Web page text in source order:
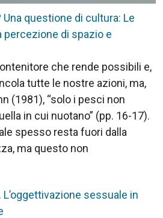
questione di cultura: Le
percezione di spazio e
che rende possibili e,
tutte le nostre azioni, ma,
(1981), “solo i pesci non
in cui nuotano” (pp. 16-17).
spesso resta fuori dalla
ma questo non
sessuale in